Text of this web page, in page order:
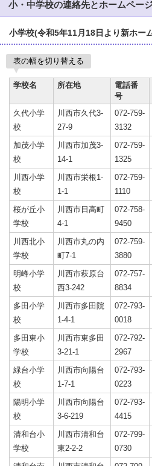
小・中学校の連絡先とホームペー
小学校(令和5年11月18日より新ホー
表の幅を切り替える
学校名 所在地
電話番
号
久代小学
校
川西市久代3-
27-9
072-759-
3132
加茂小学
校
川西市加茂3-
14-1
072-759-
1325
川西小学
校
川西市栄根1-
1-1
072-759-
1110
桜が丘小
学校
川西市日高町
4-1
072-758-
9450
川西北小
学校
川西市丸の内
町7-1
072-759-
3880
明峰小学
校
川西市萩原台
西3-242
072-757-
8834
多田小学
校
川西市多田院
1-4-1
072-793-
0018
多田東小
学校
川西市東多田
3-21-1
072-792-
2967
緑台小学
校
川西市向陽台
1-7-1
072-793-
0223
陽明小学
校
川西市向陽台
3-6-219
072-793-
4415
清和台小
学校
川西市清和台
東2-2-2
072-799-
0730